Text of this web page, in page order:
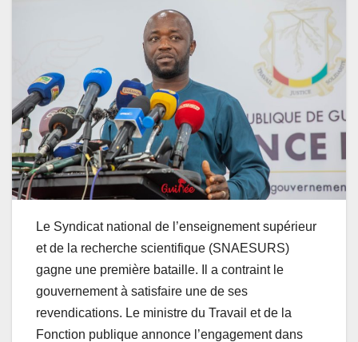
Le Syndicat national de l’enseignement supérieur
et de la recherche scientifique (SNAESURS)
gagne une première bataille. Il a contraint le
gouvernement à satisfaire une de ses
revendications. Le ministre du Travail et de la
Fonction publique annonce l’engagement dans